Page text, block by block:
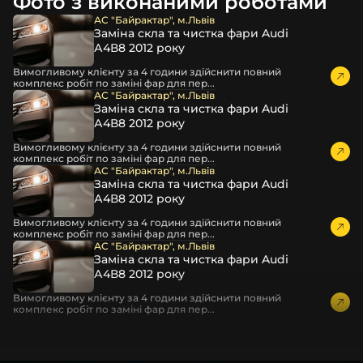
час транспортування поштою.
Детальніше про доставку…
Комплектація товару виробника та зовнішній вигляд
товару можуть відрізнятися від фотографій,
представлених на сайті.
Якщо ви шукаєте такі послуги, як заміна скла фари,
розпакування та перепакування фар, відновлення та
ремонт фар, заміна лінз Xenon LED BI-LED, ремонт скла,
корпусу та кріплення фари, налаштування світла,
коригування, діагностика та полірування фари, наші
партнерські сервіси готові надати допомогу по всій
Україні.
Ми опанували мистецтво автосвітла, і це підтвердять
тисячі задоволених клієнтів. Розмаїття вибору, постійна
наявність на складі, свіжі поступлення, доступна ціна,
швидке доставлення та висока якість товарів!
АС "Байрактар", м.Львів
Заміна скла та чистка фари Audi
А4В8 2012 року
Вимогливому клієнту за 4 години здійснити повний
комплекс робіт по заміні фар для пер...
АС "Байрактар", м.Львів
Заміна скла та чистка фари Audi
А4В8 2012 року
Вимогливому клієнту за 4 години здійснити повний
комплекс робіт по заміні фар для пер...
АС "Байрактар", м.Львів
Заміна скла та чистка фари Audi
А4В8 2012 року
Вимогливому клієнту за 4 години здійснити повний
комплекс робіт по заміні фар для пер...
АС "Байрактар", м.Львів
Заміна скла та чистка фари Audi
А4В8 2012 року
Вимогливому клієнту за 4 години здійснити повний
комплекс робіт по заміні фар для пер...